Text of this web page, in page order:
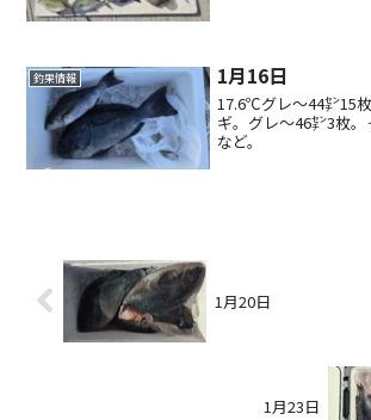
釣果情報 1月16日
17.6℃グレ〜44㌢15
ギ。グレ〜46㌢3枚
など。
1月20日
1月23日